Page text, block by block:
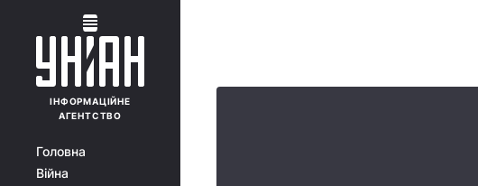
ІНФОРМАЦІЙНЕ
АГЕНТСТВО
Головна
Війна